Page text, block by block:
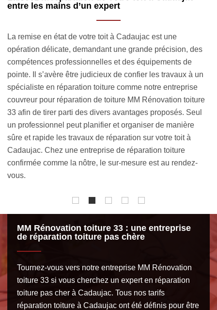
des
un
Rénovation toiture 33 propose un devis totalement
pour ceux qui envisagent de faire des travaux de
réparation de toit. Ce devis est recevable après les
réalisées au préalable par nos couvreurs réparateurs
toitures à Cadaujac chez-vous. Il contiendra tout un tas
d’informations utiles concernant votre projet réparation
toiture à Cadaujac. Ce document clair et net que nous
offrons vous informera des divers détails de votre projet.
servira également de base pour connaitre les dépenses
prévoir lors de la réparation de votre toit.
MM Rénovation toiture 33 : une entreprise
de réparation toiture pas chère
Tournez-vous vers notre entreprise MM Rénovation
toiture 33 si vous cherchez un expert en réparation
toiture pas cher à Cadaujac. Tous nos tarifs
réparation toiture à Cadaujac ont été définis pour être